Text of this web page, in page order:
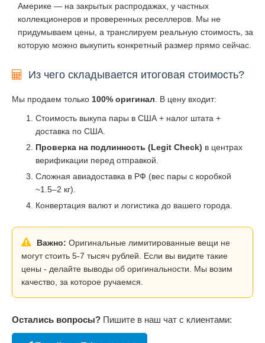
Америке — на закрытых распродажах, у частных
коллекционеров и проверенных реселлеров. Мы не
придумываем цены, а транслируем реальную стоимость, за
которую можно выкупить конкретный размер прямо сейчас.
Из чего складывается итоговая стоимость?
Мы продаем только 100% оригинал . В цену входит:
Стоимость выкупа пары в США + налог штата +
доставка по США.
Проверка на подлинность (Legit Check) в центрах
верификации перед отправкой.
Сложная авиадоставка в РФ (вес пары с коробкой
~1.5–2 кг).
Конвертация валют и логистика до вашего города.
Важно: Оригинальные лимитированные вещи не
могут стоить 5-7 тысяч рублей. Если вы видите такие
цены - делайте выводы об оригинальности. Мы возим
качество, за которое ручаемся.
Остались вопросы? Пишите в наш чат с клиентами: